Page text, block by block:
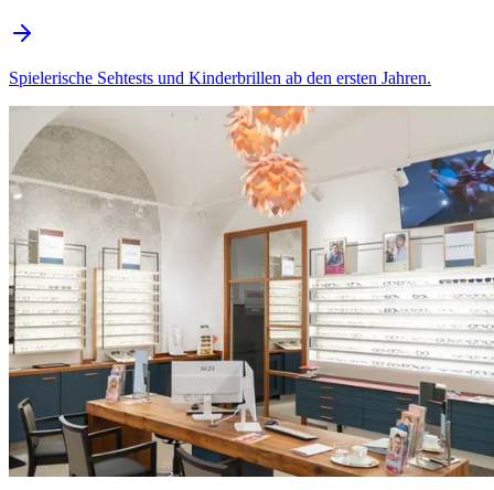
Spielerische Sehtests und Kinderbrillen ab den ersten Jahren.